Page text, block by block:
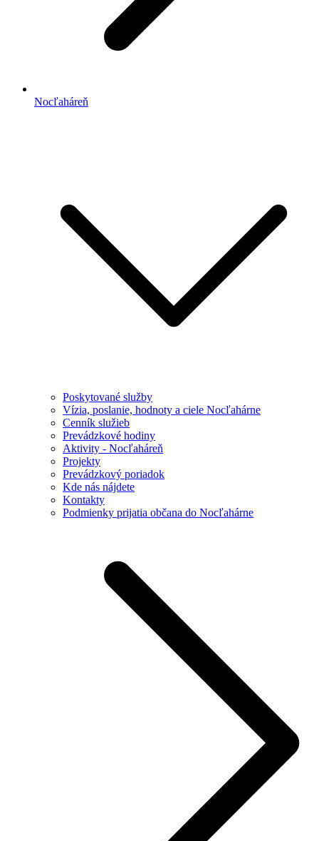
Nocľaháreň
Poskytované služby
Vízia, poslanie, hodnoty a ciele Nocľahárne
Cenník služieb
Prevádzkové hodiny
Aktivity - Nocľaháreň
Projekty
Prevádzkový poriadok
Kde nás nájdete
Kontakty
Podmienky prijatia občana do Nocľahárne